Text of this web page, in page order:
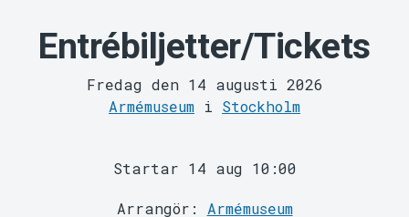
MyTickster
Support
Entrébiljetter/Tickets
Fredag den 14 augusti 2026
Armémuseum i Stockholm
Startar 14 aug 10:00
Arrangör: Armémuseum